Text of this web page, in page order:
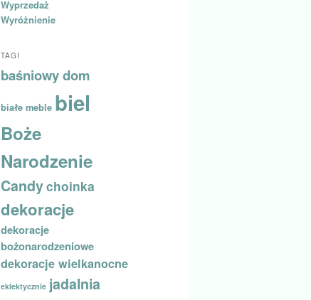
Wyprzedaż
Wyróżnienie
TAGI
baśniowy dom
białe meble biel
Boże
Narodzenie
Candychoinka
dekoracje
dekoracje
bożonarodzeniowe
dekoracje wielkanocne
eklektycznie jadalnia